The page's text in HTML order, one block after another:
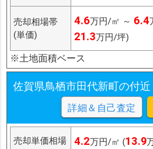
売却相場帯
(単価)
4.6万円/㎡ ～ 6.4
21.3万円/坪)
※土地面積ベース
佐賀県鳥栖市田代新町の付近
詳細＆自己査定
売却単価相場 4.2万円/㎡ (13.9